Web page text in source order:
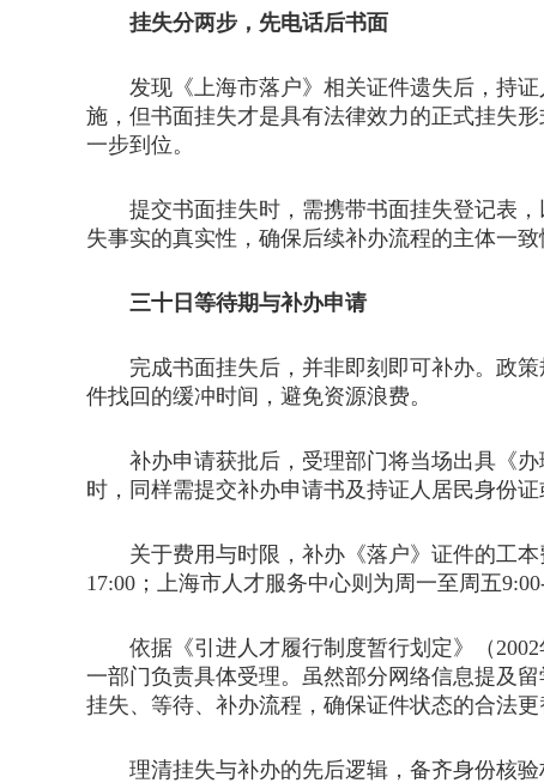
挂失分两步，先电话后书面
发现《上海市落户》相关证件遗失后，持证
施，但书面挂失才是具有法律效力的正式挂失
一步到位。
提交书面挂失时，需携带书面挂失登记表，
失事实的真实性，确保后续补办流程的主体一致
三十日等待期与补办申请
完成书面挂失后，并非即刻即可补办。政策
件找回的缓冲时间，避免资源浪费。
补办申请获批后，受理部门将当场出具《办
时，同样需提交补办申请书及持证人居民身份
关于费用与时限，补办《落户》证件的工本
17:00；上海市人才服务中心则为周一至周五
依据《引进人才履行制度暂行划定》（2002
一部门负责具体受理。虽然部分网络信息提及
挂失、等待、补办流程，确保证件状态的合法更
理清挂失与补办的先后逻辑，备齐身份核验